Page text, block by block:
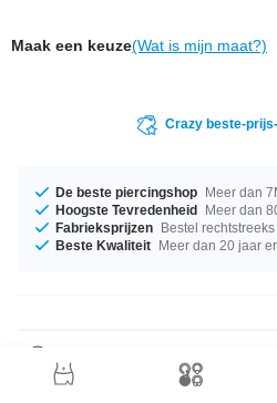
Maak een keuze(Wat is mijn maat?)
Crazy beste-
De beste piercingshop Meer dan
Hoogste Tevredenheid Meer dan
Fabrieksprijzen Bestel
Beste Kwaliteit Meer dan 20 jaar
Bioflex is gewenst. Het past zich